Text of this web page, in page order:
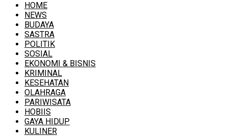
HOME
NEWS
BUDAYA
SASTRA
POLITIK
SOSIAL
EKONOMI & BISNIS
KRIMINAL
KESEHATAN
OLAHRAGA
PARIWISATA
HOBIIS
GAYA HIDUP
KULINER